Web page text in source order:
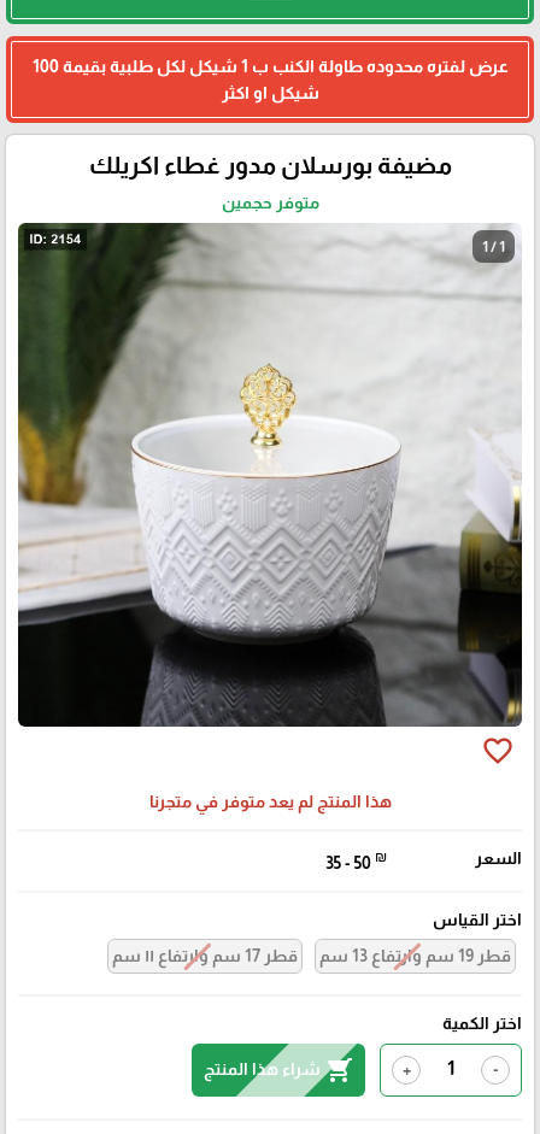
عرض لفتره محدوده طاولة الكنب ب 1 شيكل لكل طلبية بقيمة 100
شيكل او اكثر
مضيفة بورسلان مدور غطاء اكريلك
متوفر حجمين
1 / 1
favorite_border
هذا المنتج لم يعد متوفر في متجرنا
السعر 35 - 50 ₪
اختر القياس
قطر 19 سم وارتفاع 13 سم
قطر 17 سم وارتفاع ١١ سم
اختر الكمية
-
+
shopping_cart شراء هذا المنتج